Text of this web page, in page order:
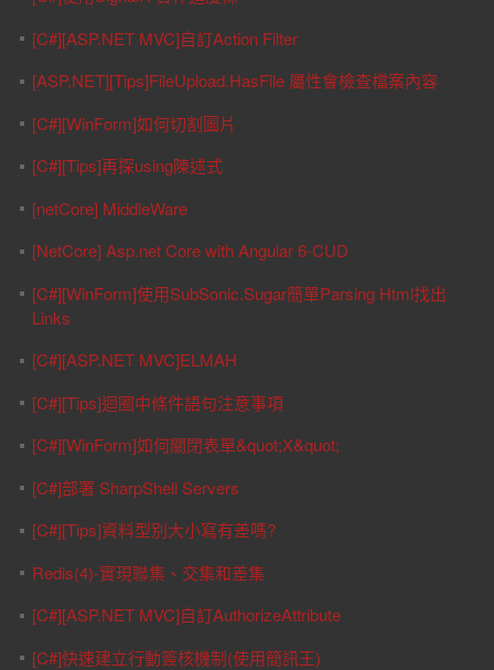
[C#][ASP.NET MVC]自訂Action Filter
[ASP.NET][Tips]FileUpload.HasFile 屬性會檢查檔案內容
[C#][WinForm]如何切割圖片
[C#][Tips]再探using陳述式
[netCore] MiddleWare
[NetCore] Asp.net Core with Angular 6-CUD
[C#][WinForm]使用SubSonic.Sugar簡單Parsing Html找出
Links
[C#][ASP.NET MVC]ELMAH
[C#][Tips]迴圈中條件語句注意事項
[C#][WinForm]如何關閉表單&quot;X&quot;
[C#]部署 SharpShell Servers
[C#][Tips]資料型別大小寫有差嗎?
Redis(4)-實現聯集、交集和差集
[C#][ASP.NET MVC]自訂AuthorizeAttribute
[C#]快速建立行動簽核機制(使用簡訊王)